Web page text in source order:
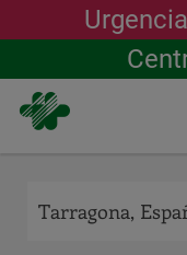
contenido
principal